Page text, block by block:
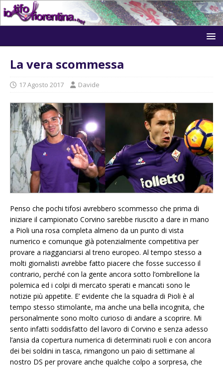
La vera scommessa
17 Agosto 2017 Davide
Penso che pochi tifosi avrebbero scommesso che prima di
iniziare il campionato Corvino sarebbe riuscito a dare in mano
a Pioli una rosa completa almeno da un punto di vista
numerico e comunque già potenzialmente competitiva per
provare a riagganciarsi al treno europeo. Al tempo stesso a
molti giornalisti avrebbe fatto piacere che fosse successo il
contrario, perché con la gente ancora sotto l’ombrellone la
polemica ed i colpi di mercato sperati e mancati sono le
notizie più appetite. E’ evidente che la squadra di Pioli è al
tempo stesso stimolante, ma anche una bella incognita, che
personalmente sono molto curioso di andare a scoprire. Mi
sento infatti soddisfatto del lavoro di Corvino e senza adesso
l’ansia da copertura numerica di determinati ruoli e con ancora
dei bei soldini in tasca, rimangono un paio di settimane al
nostro DS per provare anche qualche colpo a sorpresa, che